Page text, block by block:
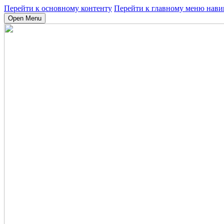
Перейти к основному контенту Перейти к главному меню
Open Menu